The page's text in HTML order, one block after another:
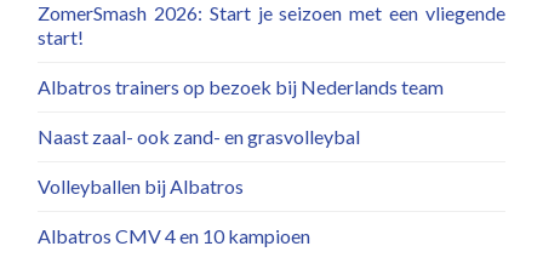
ZomerSmash 2026: Start je seizoen met een vliegende
start!
Albatros trainers op bezoek bij Nederlands team
Naast zaal- ook zand- en grasvolleybal
Volleyballen bij Albatros
Albatros CMV 4 en 10 kampioen